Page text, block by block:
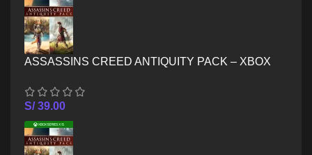
ASSASSINS CREED ANTIQUITY PACK – XBOX
S/39.00